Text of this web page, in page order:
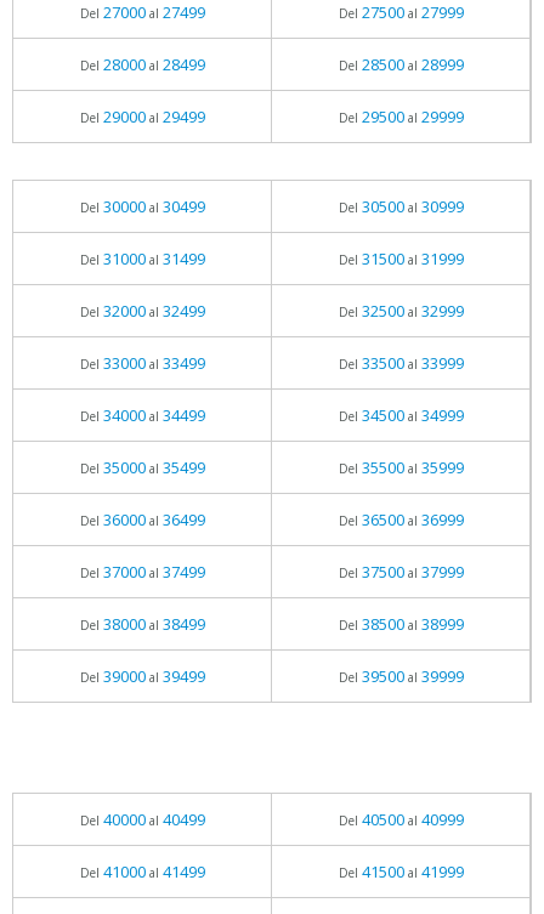
Del 27000al 27499 Del 27500al 27999
Del 28000al 28499 Del 28500al 28999
Del 29000al 29499 Del 29500al 29999
Del 30000al 30499 Del 30500al 30999
Del 31000al 31499 Del 31500al 31999
Del 32000al 32499 Del 32500al 32999
Del 33000al 33499 Del 33500al 33999
Del 34000al 34499 Del 34500al 34999
Del 35000al 35499 Del 35500al 35999
Del 36000al 36499 Del 36500al 36999
Del 37000al 37499 Del 37500al 37999
Del 38000al 38499 Del 38500al 38999
Del 39000al 39499 Del 39500al 39999
Del 40000al 40499 Del 40500al 40999
Del 41000al 41499 Del 41500al 41999